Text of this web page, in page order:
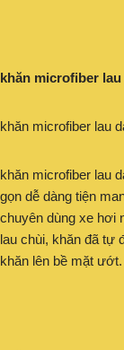
khăn microfiber lau
khăn microfiber lau
khăn microfiber lau
gọn dễ dàng tiện
chuyên dùng xe hơi
lau chùi, khăn đã tự
khăn lên bề mặt ướt.